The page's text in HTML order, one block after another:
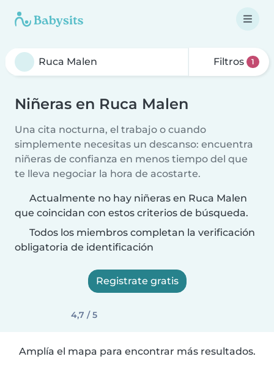
Filtros 1
Niñeras en Ruca Malen
Una cita nocturna, el trabajo o cuando
simplemente necesitas un descanso: encuentra
niñeras de confianza en menos tiempo del que
te lleva negociar la hora de acostarte.
Actualmente no hay niñeras en Ruca Malen
que coincidan con estos criterios de búsqueda.
Todos los miembros completan la verificación
obligatoria de identificación
Registrate gratis
4,7 / 5
Amplía el mapa para encontrar más resultados.